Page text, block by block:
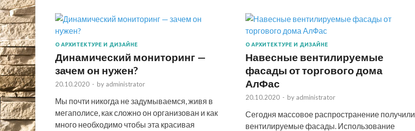
О АРХИТЕКТУРЕ И ДИЗАЙНЕ
Динамический мониторинг —
зачем он нужен?
20.10.2020 - by administrator
Мы почти никогда не задумываемся, живя в
мегаполисе, как сложно он организован и как
много необходимо чтобы эта красивая
О АРХИТЕКТУРЕ И ДИЗАЙНЕ
Навесные вентилируемые
фасады от торгового дома
АлФас
20.10.2020 - by administrator
Сегодня массовое распространение получили
вентилируемые фасады. Использование